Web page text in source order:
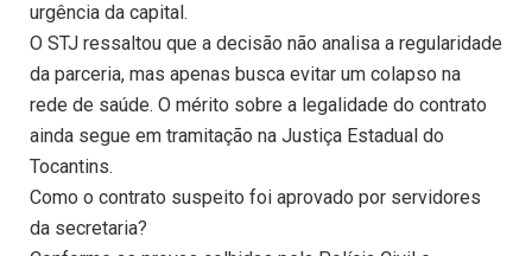
urgência da capital.
O STJ ressaltou que a decisão não analisa a regularidade
da parceria, mas apenas busca evitar um colapso na
rede de saúde. O mérito sobre a legalidade do contrato
ainda segue em tramitação na Justiça Estadual do
Tocantins.
Como o contrato suspeito foi aprovado por servidores
da secretaria?